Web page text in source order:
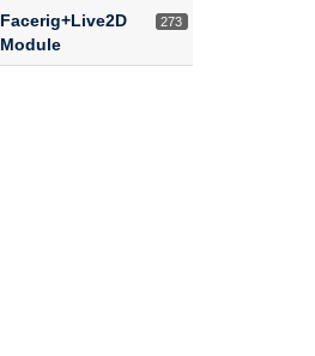
273
Facerig+Live2D
Module